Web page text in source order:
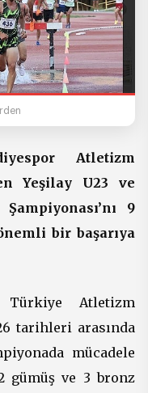
Atletizm
Yeşilay U23 ve
9
bir başarıya
Atletizm
tarihleri arasında
mücadele
gümüş ve 3 bronz